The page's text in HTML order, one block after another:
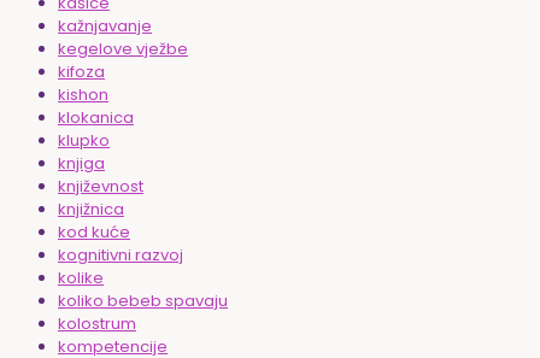
kažnjavanje
kegelove vježbe
kifoza
kishon
klokanica
klupko
knjiga
književnost
knjižnica
kod kuće
kognitivni razvoj
kolike
koliko bebeb spavaju
kolostrum
kompetencije